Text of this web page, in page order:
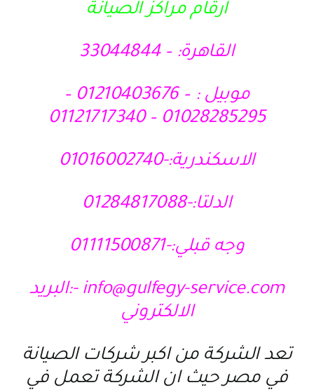
ارقام مراكز الصيانة
القاهرة: – 33044844
موبيل : – 01210403676 –
01028285295 – 01121717340
الاسكندرية:-01016002740
الدلتا:-01284817088
وجه قبلي:-01111500871
info@gulfegy-service.com -:البريد
الالكتروني
تعد الشركة من اكبر شركات الصيانة
في مصر حيث ان الشركة تعمل في